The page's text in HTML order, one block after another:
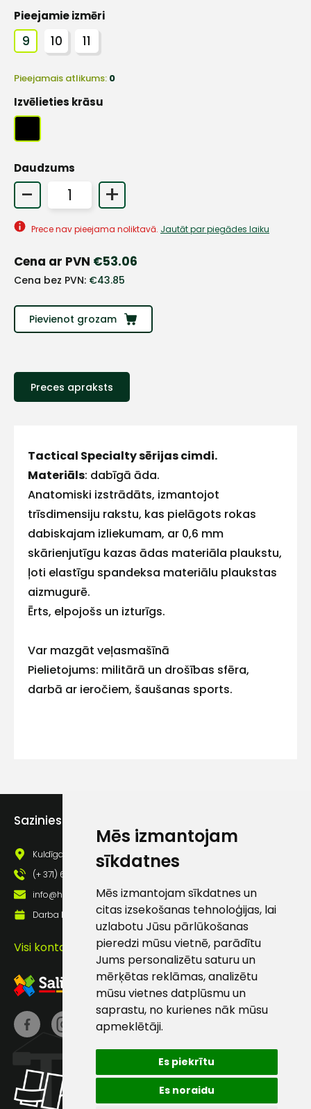
Mēs izmantojam
sīkdatnes
Mēs izmantojam sīkdatnes un
citas izsekošanas tehnoloģijas, lai
uzlabotu Jūsu pārlūkošanas
pieredzi mūsu vietnē, parādītu
Jums personalizētu saturu un
mērķētas reklāmas, analizētu
mūsu vietnes datplūsmu un
saprastu, no kurienes nāk mūsu
apmeklētāji.
Es piekrītu
Es noraidu
Pieejamie izmēri
9 10 11
Pieejamais atlikums: 0
Izvēlieties krāsu
Daudzums
- +
Prece nav pieejama noliktavā. Jautāt par piegādes laiku
Cena ar PVN €53.06
Cena bez PVN: €43.85
Pievienot grozam
Preces apraksts
Tactical Specialty sērijas cimdi.
Materiāls: dabīgā āda.
Anatomiski izstrādāts, izmantojot
trīsdimensiju rakstu, kas pielāgots rokas
dabiskajam izliekumam, ar 0,6 mm
skārienjutīgu kazas ādas materiāla plaukstu,
ļoti elastīgu spandeksa materiālu plaukstas
aizmugurē.
Ērts, elpojošs un izturīgs.
Var mazgāt veļasmašīnā
Pielietojums: militārā un drošības sfēra,
darbā ar ieročiem, šaušanas sports.
Sazinies ar mums
Kuldīgas iela 69a, Saldus, Saldus nov., LV - 3801
(+ 371) 63 881 186
info@hards.lv
Darba laiks: Darbadienās: 8:00 - 17:00
Visi kontakti
E-pasts
Kontakttālrunis
Ziņojums
Klientu
atbalsts
Darbdienās:
8:00 – 17:00
info@hards.lv
+